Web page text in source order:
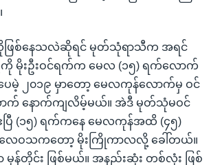
ဖြစ်နေသလဲဆိုရင် မုတ်သုံရာသီက အရင်
ကို မိုးဦးဝင်ရက်က မေလ (၁၅) ရက်လောက်
ေမဲ့ ၂၀၁၉ မှာတော့ မေလကုန်လောက်မှ ဝင်
ာက် နောက်ကျလိမ့်မယ်။ အဲဒီ မုတ်သုံမဝင်
ပြီ (၁၅) ရက်ကနေ မေလကုန်အထိ (၄၅)
လေဝသကတော့ မိုးကြိုကာလလို့ ခေါ်တယ်။
န်တိုင်း ဖြစ်မယ်။ အနည်းဆုံး တစ်လုံး ဖြစ်